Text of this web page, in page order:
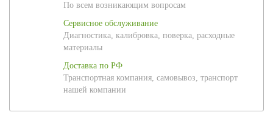
По всем возникающим вопросам
Сервисное обслуживание
Диагностика, калибровка, поверка, расходные
материалы
Доставка по РФ
Транспортная компания, самовывоз, транспорт
нашей компании